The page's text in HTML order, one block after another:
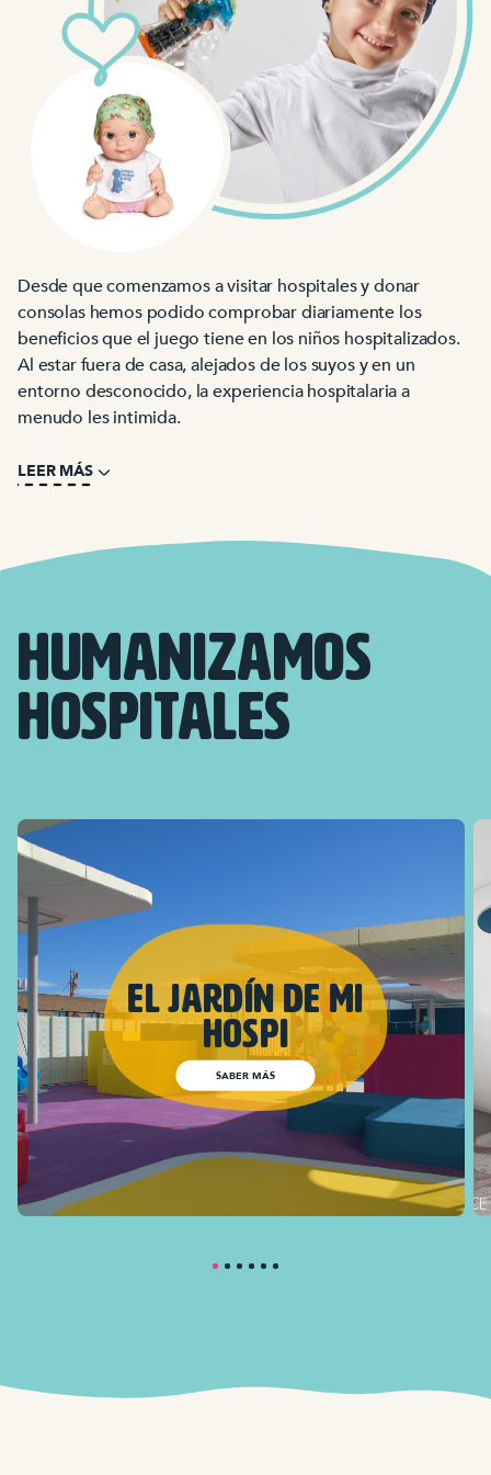
Desde que comenzamos a visitar hospitales y donar
consolas hemos podido comprobar diariamente los
beneficios que el juego tiene en los niños hospitalizados.
Al estar fuera de casa, alejados de los suyos y en un
entorno desconocido, la experiencia hospitalaria a
menudo les intimida.
LEER MÁS
HUMANIZAMOS
HOSPITALES
Estaciones
Lunares
SABER MÁS